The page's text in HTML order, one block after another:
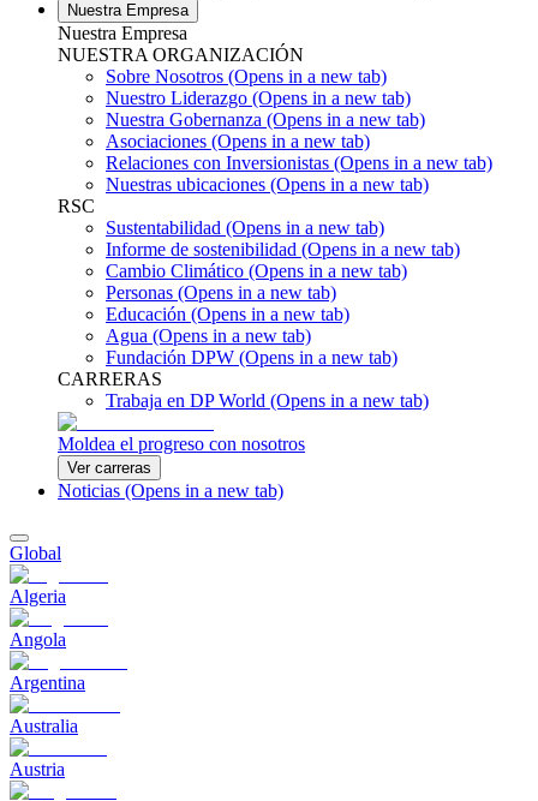
Nuestra Empresa
Nuestra Empresa
NUESTRA ORGANIZACIÓN
Sobre Nosotros (Opens in a new tab)
Nuestro Liderazgo (Opens in a new tab)
Nuestra Gobernanza (Opens in a new tab)
Asociaciones (Opens in a new tab)
Relaciones con Inversionistas (Opens in a new tab)
Nuestras ubicaciones (Opens in a new tab)
RSC
Sustentabilidad (Opens in a new tab)
Informe de sostenibilidad (Opens in a new tab)
Cambio Climático (Opens in a new tab)
Personas (Opens in a new tab)
Educación (Opens in a new tab)
Agua (Opens in a new tab)
Fundación DPW (Opens in a new tab)
CARRERAS
Trabaja en DP World (Opens in a new tab)
Moldea el progreso con nosotros
Ver carreras
Noticias (Opens in a new tab)
Global
Algeria
Angola
Argentina
Australia
Austria